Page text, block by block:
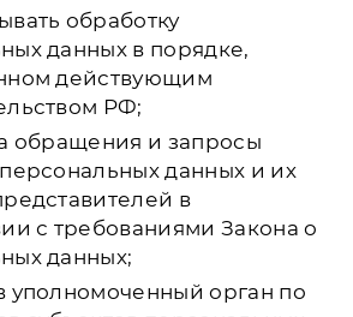
обработку
данных в порядке,
действующим
РФ;
обращения и запросы
данных и их
в
с требованиями Закона о
данных;
уполномоченный орган по